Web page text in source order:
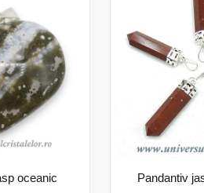
oceanic Pandantiv